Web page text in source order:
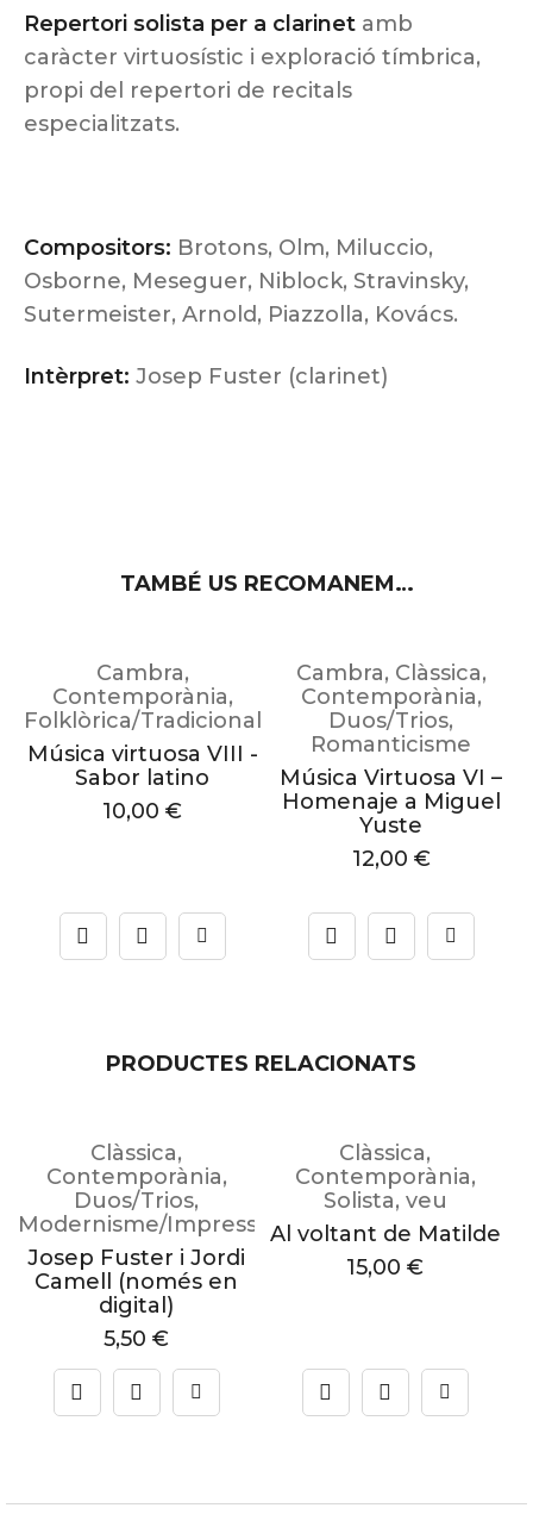
Repertori solista per a clarinet amb
caràcter virtuosístic i exploració tímbrica,
propi del repertori de recitals
especialitzats.
Compositors: Brotons, Olm, Miluccio,
Osborne, Meseguer, Niblock, Stravinsky,
Sutermeister, Arnold, Piazzolla, Kovács.
Intèrpret: Josep Fuster (clarinet)
TAMBÉ US RECOMANEM…
Cambra,
Contemporània,
Folklòrica/Tradicional
Música virtuosa VIII -
Sabor latino
10,00 €
Cambra, Clàssica,
Contemporània,
Duos/Trios,
Romanticisme
Música Virtuosa VI –
Homenaje a Miguel
Yuste
12,00 €
PRODUCTES RELACIONATS
Clàssica,
Contemporània,
Duos/Trios,
Modernisme/Impressionisme
Josep Fuster i Jordi
Camell (només en
digital)
5,50 €
Clàssica,
Contemporània,
Solista, veu
Al voltant de Matilde
15,00 €